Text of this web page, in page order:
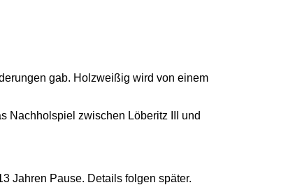
gab. Holzweißig wird von einem
Nachholspiel zwischen Löberitz III und
Jahren Pause. Details folgen später.